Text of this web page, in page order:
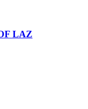
LAZ